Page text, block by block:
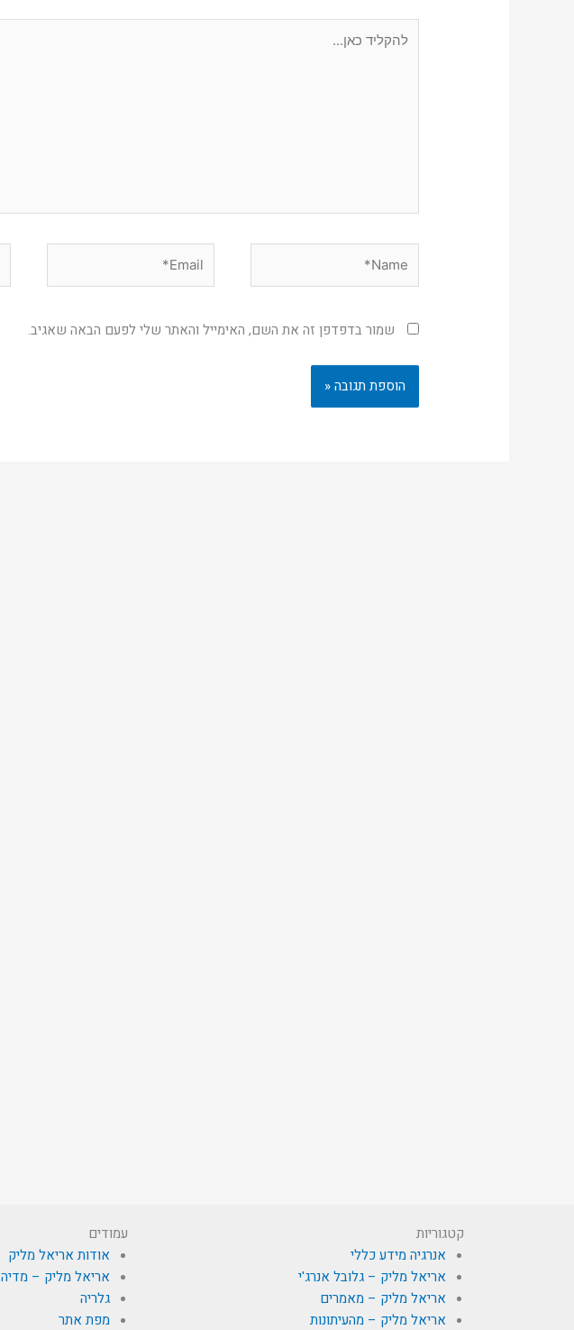
כאן...
שמור בדפדפן זה את השם, האימייל והאתר שלי לפעם הבאה שאגיב.
קטגוריות
אנרגיה מידע כללי
אריאל מליק – גלובל אנרג'י
אריאל מליק – מאמרים
אריאל מליק – מהעיתונות
עמודים
אודות אריאל מליק
אריאל מליק – מדיה
גלריה
מפת אתר